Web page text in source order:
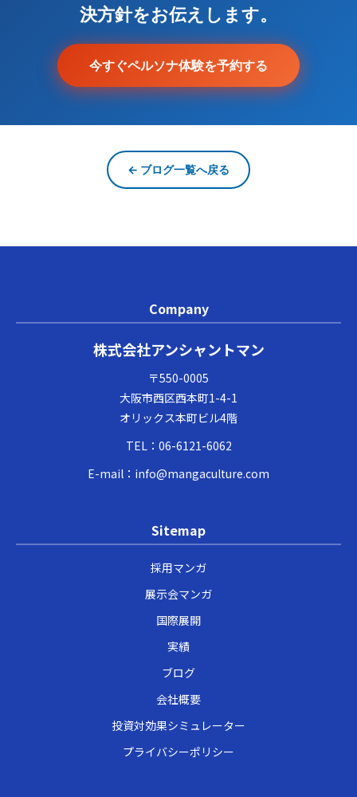
決方針をお伝えします。
今すぐペルソナ体験を予約する
← ブログ一覧へ戻る
Company
株式会社アンシャントマン
〒550-0005
大阪市西区西本町1-4-1
オリックス本町ビル4階
TEL： 06-6121-6062
E-mail： info@mangaculture.com
Sitemap
採用マンガ
展示会マンガ
国際展開
実績
ブログ
会社概要
投資対効果シミュレーター
プライバシーポリシー